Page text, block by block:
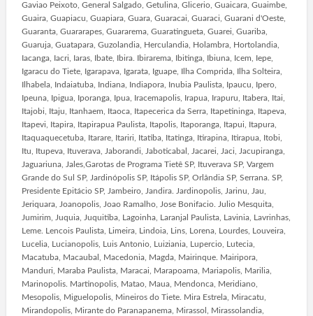
Gaviao Peixoto, General Salgado, Getulina, Glicerio, Guaicara, Guaimbe,
Guaira, Guapiacu, Guapiara, Guara, Guaracai, Guaraci, Guarani d'Oeste,
Guaranta, Guararapes, Guararema, Guaratingueta, Guarei, Guariba,
Guaruja, Guatapara, Guzolandia, Herculandia, Holambra, Hortolandia,
Iacanga, Iacri, Iaras, Ibate, Ibira. Ibirarema, Ibitinga, Ibiuna, Icem, Iepe,
Igaracu do Tiete, Igarapava, Igarata, Iguape, Ilha Comprida, Ilha Solteira,
Ilhabela, Indaiatuba, Indiana, Indiapora, Inubia Paulista, Ipaucu, Ipero,
Ipeuna, Ipigua, Iporanga, Ipua, Iracemapolis, Irapua, Irapuru, Itabera, Itai,
Itajobi, Itaju, Itanhaem, Itaoca, Itapecerica da Serra, Itapetininga, Itapeva,
Itapevi, Itapira, Itapirapua Paulista, Itapolis, Itaporanga, Itapui, Itapura,
Itaquaquecetuba, Itarare, Itariri, Itatiba, Itatinga, Itirapina, Itirapua, Itobi,
Itu, Itupeva, Ituverava, Jaborandi, Jaboticabal, Jacarei, Jaci, Jacupiranga,
Jaguariuna, Jales,Garotas de Programa Tietê SP, Ituverava SP, Vargem
Grande do Sul SP, Jardinópolis SP, Itápolis SP, Orlândia SP, Serrana. SP,
Presidente Epitácio SP, Jambeiro, Jandira. Jardinopolis, Jarinu, Jau,
Jeriquara, Joanopolis, Joao Ramalho, Jose Bonifacio. Julio Mesquita,
Jumirim, Juquia, Juquitiba, Lagoinha, Laranjal Paulista, Lavinia, Lavrinhas,
Leme. Lencois Paulista, Limeira, Lindoia, Lins, Lorena, Lourdes, Louveira,
Lucelia, Lucianopolis, Luis Antonio, Luiziania, Lupercio, Lutecia,
Macatuba, Macaubal, Macedonia, Magda, Mairinque. Mairipora,
Manduri, Maraba Paulista, Maracai, Marapoama, Mariapolis, Marilia,
Marinopolis. Martinopolis, Matao, Maua, Mendonca, Meridiano,
Mesopolis, Miguelopolis, Mineiros do Tiete. Mira Estrela, Miracatu,
Mirandopolis, Mirante do Paranapanema, Mirassol, Mirassolandia,